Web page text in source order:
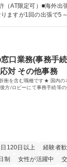
商品の企画・開発・
製造に関わる全てのプ
の書類の管理、国内倉
ク
休125日/転勤無
（AT限定可）■海外出
ますが1回の出張で5
組める方』 ・工場や
ーションが取れる方
窓口業務(事務手
対 その他事務
衝を含む職種です★ 国内の
方/ロビーにて事務手続等の
120日以上 経験者
制 女性が活躍中